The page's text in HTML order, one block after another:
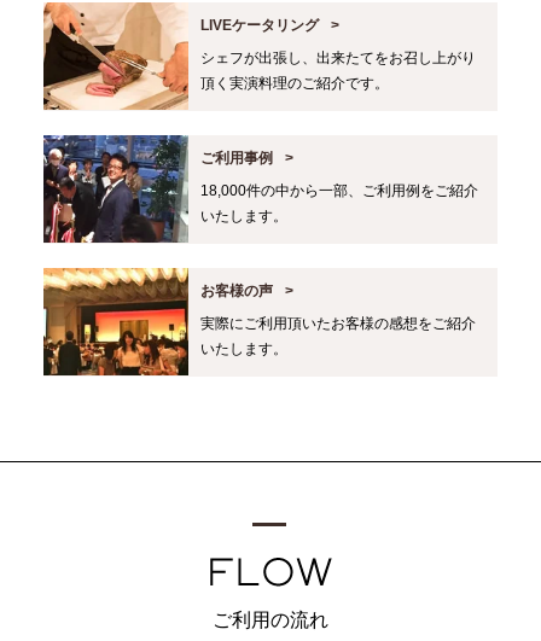
LIVEケータリング
シェフが出張し、出来たてをお召し上がり
頂く実演料理のご紹介です。
ご利用事例
18,000件の中から一部、ご利用例をご紹介
いたします。
お客様の声
実際にご利用頂いたお客様の感想をご紹介
いたします。
ご利用の流れ